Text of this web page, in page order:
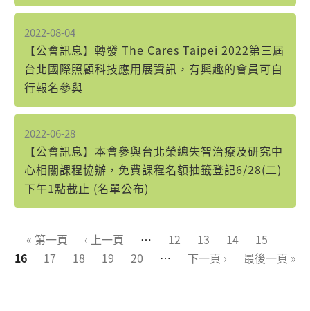
2022-08-04
【公會訊息】轉發 The Cares Taipei 2022第三屆
台北國際照顧科技應用展資訊，有興趣的會員可自
行報名參與
2022-06-28
【公會訊息】本會參與台北榮總失智治療及研究中
心相關課程協辦，免費課程名額抽籤登記6/28(二)
下午1點截止 (名單公布)
頁面
« 第一頁 ‹ 上一頁 … 12 13 14
15
16
17 18 19 20 … 下一頁 › 最後一頁 »